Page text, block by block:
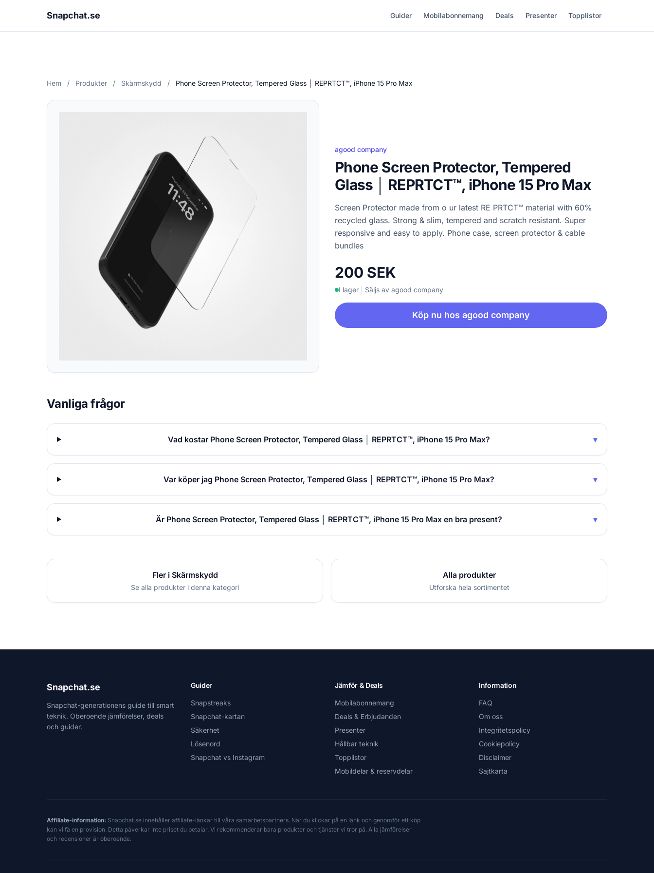
Snapchat.se Guider Mobilabonnemang Deals Presenter Topplistor
Hem / Produkter / Skärmskydd / Phone Screen Protector, Tempered Glass │ REPRTCT™, iPhone 15 Pro Max
agood company
Phone Screen Protector, Tempered
Glass │ REPRTCT™, iPhone 15 Pro Max
Screen Protector made from o ur latest RE PRTCT™ material with 60%
recycled glass. Strong & slim, tempered and scratch resistant. Super
responsive and easy to apply. Phone case, screen protector & cable
bundles
200 SEK
I lager Säljs av agood company
Köp nu hos agood company
Vanliga frågor
Vad kostar Phone Screen Protector, Tempered Glass │ REPRTCT™, iPhone 15 Pro Max? ▾
Var köper jag Phone Screen Protector, Tempered Glass │ REPRTCT™, iPhone 15 Pro Max? ▾
Är Phone Screen Protector, Tempered Glass │ REPRTCT™, iPhone 15 Pro Max en bra present? ▾
Fler i Skärmskydd
Se alla produkter i denna kategori
Alla produkter
Utforska hela sortimentet
Snapchat.se
Snapchat-generationens guide till smart
teknik. Oberoende jämförelser, deals
och guider.
Guider
Snapstreaks
Snapchat-kartan
Säkerhet
Lösenord
Snapchat vs Instagram
Jämför & Deals
Mobilabonnemang
Deals & Erbjudanden
Presenter
Hållbar teknik
Topplistor
Mobildelar & reservdelar
Information
FAQ
Om oss
Integritetspolicy
Cookiepolicy
Disclaimer
Sajtkarta
Affiliate-information: Snapchat.se innehåller affiliate-länkar till våra samarbetspartners. När du klickar på en länk och genomför ett köp
kan vi få en provision. Detta påverkar inte priset du betalar. Vi rekommenderar bara produkter och tjänster vi tror på. Alla jämförelser
och recensioner är oberoende.